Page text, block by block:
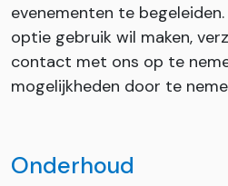
evenementen te
optie gebruik wil maken,
contact met ons op te
mogelijkheden door te
Onderhoud